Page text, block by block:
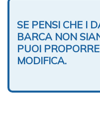
SE PENSI CHE I
BARCA NON
PUOI
MODIFICA.